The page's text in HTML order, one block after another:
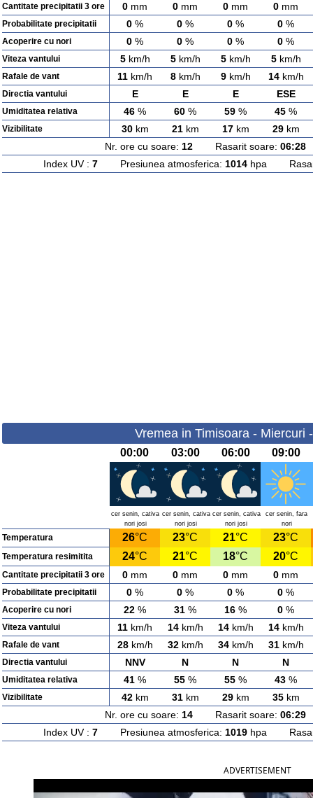
Cantitate precipitatii 3 ore 0 mm 0 mm 0 mm 0 mm
Probabilitate precipitatii 0 % 0 % 0 % 0 %
Acoperire cu nori 0 % 0 % 0 % 0 %
Viteza vantului 5km/h 5km/h 5km/h 5km/h
Rafale de vant 11 km/h 8km/h 9km/h 14km/h
Directia vantului E E E ESE
Umiditatea relativa 46 % 60 % 59 % 45 %
Vizibilitate 30km 21km 17km 29km
Nr. ore cu soare: 12Rasarit soare: 06:28
Index UV : 7Presiunea atmosferica: 1014hpa
Vremea in Timisoara - Miercuri
00:00 03:00 06:00 09:00
cer senin, cativa
nori josi
cer senin, cativa
nori josi
cer senin, cativa
nori josi
cer senin, fara
nori
Temperatura 26°C 23°C 21°C 23°C
Temperatura resimitita 24°C 21°C 18°C 20°C
Cantitate precipitatii 3 ore 0 mm 0 mm 0 mm 0 mm
Probabilitate precipitatii 0 % 0 % 0 % 0 %
Acoperire cu nori 22 % 31 % 16 % 0 %
Viteza vantului 11 km/h 14km/h 14km/h 14km/h
Rafale de vant 28km/h 32km/h 34km/h 31km/h
Directia vantului NNV N N N
Umiditatea relativa 41 % 55 % 55 % 43 %
Vizibilitate 42km 31km 29km 35km
Nr. ore cu soare: 14Rasarit soare: 06:29
Index UV : 7Presiunea atmosferica: 1019hpa
ADVERTISEMENT